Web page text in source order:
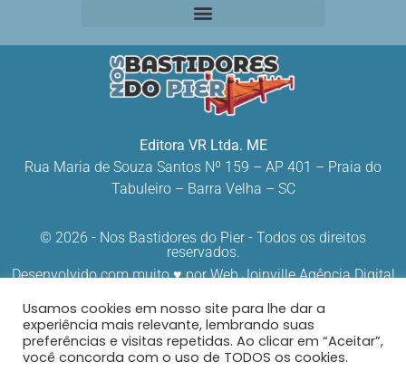
Editora VR Ltda. ME
Rua Maria de Souza Santos Nº 159 – AP 401 – Praia do
Tabuleiro – Barra Velha – SC
© 2026 - Nos Bastidores do Pier - Todos os direitos
reservados.
Desenvolvido com muito ♥ porWeb Joinville Agência Digital
Usamos cookies em nosso site para lhe dar a
experiência mais relevante, lembrando suas
preferências e visitas repetidas. Ao clicar em “Aceitar”,
você concorda com o uso de TODOS os cookies.